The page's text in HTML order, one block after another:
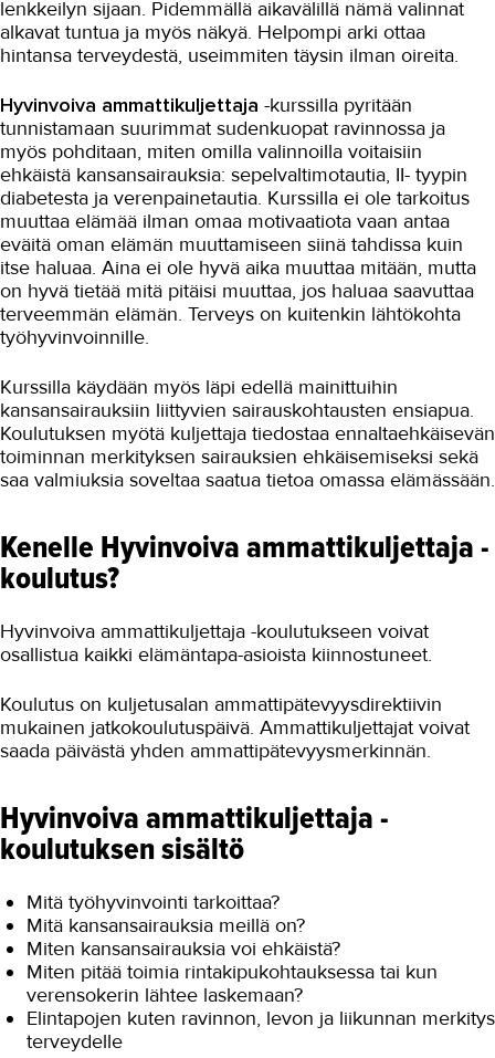
lenkkeilyn sijaan. Pidemmällä aikavälillä nämä valinnat
alkavat tuntua ja myös näkyä. Helpompi arki ottaa
hintansa terveydestä, useimmiten täysin ilman oireita.
Hyvinvoiva ammattikuljettaja -kurssilla pyritään
tunnistamaan suurimmat sudenkuopat ravinnossa ja
myös pohditaan, miten omilla valinnoilla voitaisiin
ehkäistä kansansairauksia: sepelvaltimotautia, II- tyypin
diabetesta ja verenpainetautia. Kurssilla ei ole tarkoitus
muuttaa elämää ilman omaa motivaatiota vaan antaa
eväitä oman elämän muuttamiseen siinä tahdissa kuin
itse haluaa. Aina ei ole hyvä aika muuttaa mitään, mutta
on hyvä tietää mitä pitäisi muuttaa, jos haluaa saavuttaa
terveemmän elämän. Terveys on kuitenkin lähtökohta
työhyvinvoinnille.
Kurssilla käydään myös läpi edellä mainittuihin
kansansairauksiin liittyvien sairauskohtausten ensiapua.
Koulutuksen myötä kuljettaja tiedostaa ennaltaehkäisevän
toiminnan merkityksen sairauksien ehkäisemiseksi sekä
saa valmiuksia soveltaa saatua tietoa omassa elämässään.
Kenelle Hyvinvoiva ammattikuljettaja -
koulutus?
Hyvinvoiva ammattikuljettaja -koulutukseen voivat
osallistua kaikki elämäntapa-asioista kiinnostuneet.
Koulutus on kuljetusalan ammattipätevyysdirektiivin
mukainen jatkokoulutuspäivä. Ammattikuljettajat voivat
saada päivästä yhden ammattipätevyysmerkinnän.
Hyvinvoiva ammattikuljettaja -
koulutuksen sisältö
Mitä työhyvinvointi tarkoittaa?
Mitä kansansairauksia meillä on?
Miten kansansairauksia voi ehkäistä?
Miten pitää toimia rintakipukohtauksessa tai kun
verensokerin lähtee laskemaan?
Elintapojen kuten ravinnon, levon ja liikunnan merkitys
terveydelle